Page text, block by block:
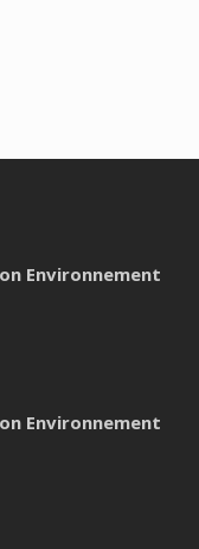
Environnement
Environnement